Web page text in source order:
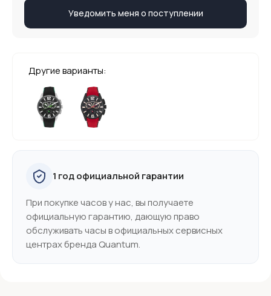
Уведомить меня о поступлении
Другие варианты:
1 год официальной гарантии
При покупке часов у нас, вы получаете
официальную гарантию, дающую право
обслуживать часы в официальных сервисных
центрах бренда Quantum.